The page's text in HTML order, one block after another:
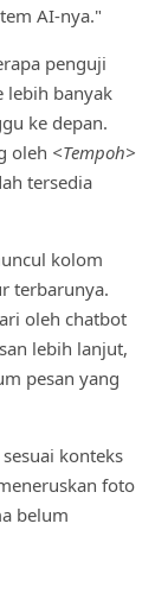
AI-nya."
penguji
lebih banyak
ke depan.
oleh <Tempoh>
tersedia
kolom
terbarunya.
oleh chatbot
lebih lanjut,
pesan yang
konteks
foto
belum